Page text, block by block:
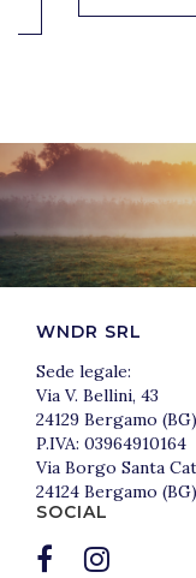
WNDR SRL
Sede legale:
Via V. Bellini, 43
24129 Bergamo (BG)
P.IVA: 03964910164
Via Borgo Santa
24124 Bergamo (BG)
SOCIAL